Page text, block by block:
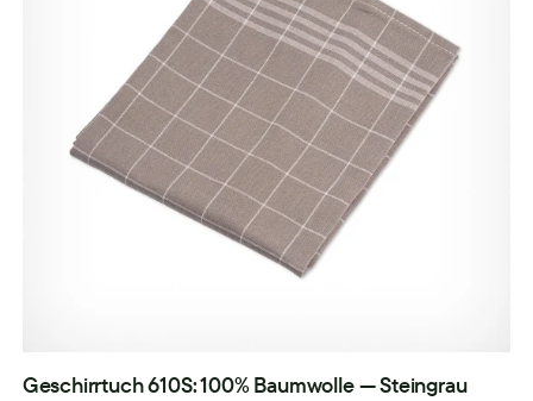
Geschirrtuch 610S: 100% Baumwolle — Steingrau